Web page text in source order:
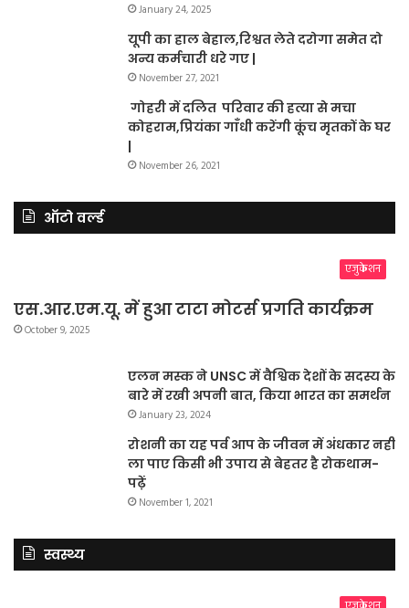
January 24, 2025
यूपी का हाल बेहाल,रिश्वत लेते दरोगा समेत दो
अन्य कर्मचारी धरे गए |
November 27, 2021
गोहरी में दलित परिवार की हत्या से मचा
कोहराम,प्रियंका गाँधी करेंगी कूंच मृतकों के घर
|
November 26, 2021
ऑटो वर्ल्ड
एजुकेशन
एस.आर.एम.यू. में हुआ टाटा मोटर्स प्रगति कार्यक्रम
October 9, 2025
एलन मस्क ने UNSC में वैश्विक देशों के सदस्य के
बारे में रखी अपनी बात, किया भारत का समर्थन
January 23, 2024
रोशनी का यह पर्व आप के जीवन में अंधकार नहीं
ला पाए किसी भी उपाय से बेहतर है रोकथाम-
पढ़ें
November 1, 2021
स्वस्थ्य